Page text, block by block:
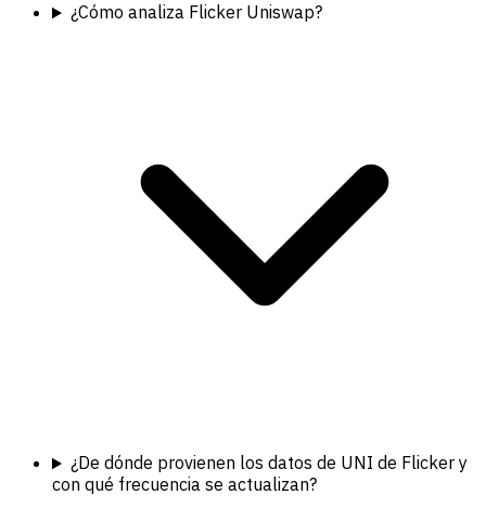
¿Cómo analiza Flicker Uniswap?
¿De dónde provienen los datos de UNI de Flicker y
con qué frecuencia se actualizan?